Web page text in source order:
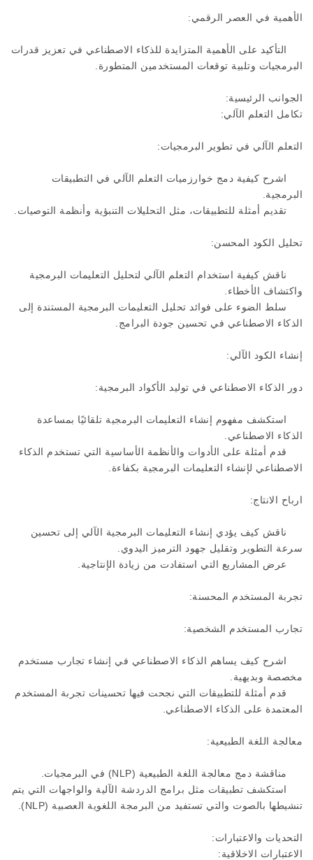
الأهمية في العصر الرقمي:
التأكيد على الأهمية المتزايدة للذكاء الاصطناعي في تعزيز قدرات
البرمجيات وتلبية توقعات المستخدمين المتطورة.
الجوانب الرئيسية:
تكامل التعلم الآلي:
التعلم الآلي في تطوير البرمجيات:
اشرح كيفية دمج خوارزميات التعلم الآلي في التطبيقات
البرمجية.
تقديم أمثلة للتطبيقات، مثل التحليلات التنبؤية وأنظمة التوصيات.
تحليل الكود المحسن:
ناقش كيفية استخدام التعلم الآلي لتحليل التعليمات البرمجية
واكتشاف الأخطاء.
سلط الضوء على فوائد تحليل التعليمات البرمجية المستندة إلى
الذكاء الاصطناعي في تحسين جودة البرامج.
إنشاء الكود الآلي:
دور الذكاء الاصطناعي في توليد الأكواد البرمجية:
استكشف مفهوم إنشاء التعليمات البرمجية تلقائيًا بمساعدة
الذكاء الاصطناعي.
قدم أمثلة على الأدوات والأنظمة الأساسية التي تستخدم الذكاء
الاصطناعي لإنشاء التعليمات البرمجية بكفاءة.
ارباح الانتاج:
ناقش كيف يؤدي إنشاء التعليمات البرمجية الآلي إلى تحسين
سرعة التطوير وتقليل جهود الترميز اليدوي.
عرض المشاريع التي استفادت من زيادة الإنتاجية.
تجربة المستخدم المحسنة:
تجارب المستخدم الشخصية:
اشرح كيف يساهم الذكاء الاصطناعي في إنشاء تجارب مستخدم
مخصصة وبديهية.
قدم أمثلة للتطبيقات التي نجحت فيها تحسينات تجربة المستخدم
المعتمدة على الذكاء الاصطناعي.
معالجة اللغة الطبيعية:
مناقشة دمج معالجة اللغة الطبيعية (NLP) في البرمجيات.
استكشف تطبيقات مثل برامج الدردشة الآلية والواجهات التي يتم
تنشيطها بالصوت والتي تستفيد من البرمجة اللغوية العصبية (NLP).
التحديات والاعتبارات:
الاعتبارات الاخلاقية: